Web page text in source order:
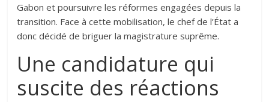
Gabon et poursuivre les réformes engagées depuis la
transition. Face à cette mobilisation, le chef de l’État a
donc décidé de briguer la magistrature suprême.
Une candidature qui
suscite des réactions